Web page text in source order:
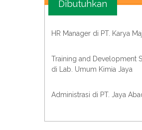
Dibutuhkan
HR Manager di PT. Karya
Training and Development
di Lab. Umum Kimia Jaya
Administrasi di PT. Jaya